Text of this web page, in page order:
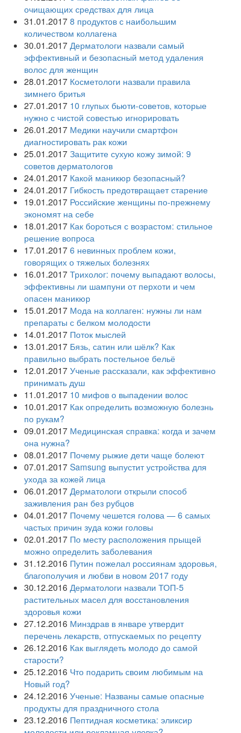
очищающих средствах для лица
31.01.2017 8 продуктов с наибольшим
количеством коллагена
30.01.2017 Дерматологи назвали самый
эффективный и безопасный метод удаления
волос для женщин
28.01.2017 Косметологи назвали правила
зимнего бритья
27.01.2017 10 глупых бьюти-советов, которые
нужно с чистой совестью игнорировать
26.01.2017 Медики научили смартфон
диагностировать рак кожи
25.01.2017 Защитите сухую кожу зимой: 9
советов дерматологов
24.01.2017 Какой маникюр безопасный?
24.01.2017 Гибкость предотвращает старение
19.01.2017 Российские женщины по-прежнему
экономят на себе
18.01.2017 Как бороться с возрастом: стильное
решение вопроса
17.01.2017 6 невинных проблем кожи,
говорящих о тяжелых болезнях
16.01.2017 Трихолог: почему выпадают волосы,
эффективны ли шампуни от перхоти и чем
опасен маникюр
15.01.2017 Мода на коллаген: нужны ли нам
препараты с белком молодости
14.01.2017 Поток мыслей
13.01.2017 Бязь, сатин или шёлк? Как
правильно выбрать постельное бельё
12.01.2017 Ученые рассказали, как эффективно
принимать душ
11.01.2017 10 мифов о выпадении волос
10.01.2017 Как определить возможную болезнь
по рукам?
09.01.2017 Медицинская справка: когда и зачем
она нужна?
08.01.2017 Почему рыжие дети чаще болеют
07.01.2017 Samsung выпустит устройства для
ухода за кожей лица
06.01.2017 Дерматологи открыли способ
заживления ран без рубцов
04.01.2017 Почему чешется голова — 6 самых
частых причин зуда кожи головы
02.01.2017 По месту расположения прыщей
можно определить заболевания
31.12.2016 Путин пожелал россиянам здоровья,
благополучия и любви в новом 2017 году
30.12.2016 Дерматологи назвали ТОП-5
растительных масел для восстановления
здоровья кожи
27.12.2016 Минздрав в январе утвердит
перечень лекарств, отпускаемых по рецепту
26.12.2016 Как выглядеть молодо до самой
старости?
25.12.2016 Что подарить своим любимым на
Новый год?
24.12.2016 Ученые: Названы самые опасные
продукты для праздничного стола
23.12.2016 Пептидная косметика: эликсир